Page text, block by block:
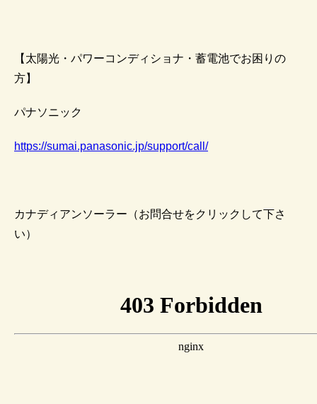
【太陽光・パワーコンディショナ・蓄電池でお困りの
方】
パナソニック
https://sumai.panasonic.jp/support/call/
カナディアンソーラー（お問合せをクリックして下さ
い）